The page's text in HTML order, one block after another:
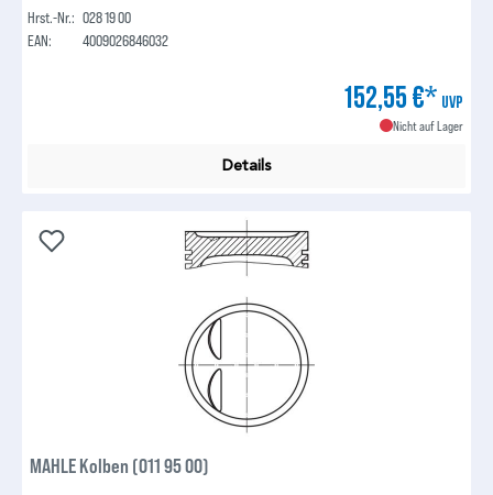
Hrst.-Nr.: 028 19 00
EAN:
4009026846032
152,55 €* UVP
Nicht auf Lager
Details
MAHLE Kolben (011 95 00)